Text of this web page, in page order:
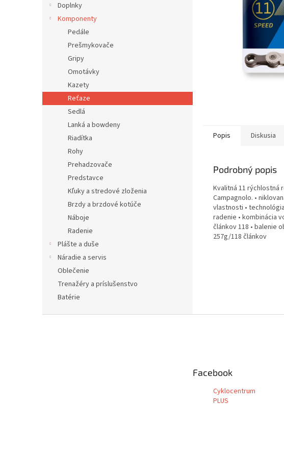
Doplnky
Komponenty
Pedále
Prešmykovače
Gripy
Omotávky
Kazety
Reťaze
Sedlá
Lanká a bowdeny
Riadítka
Rohy
Prehadzovače
Predstavce
Kľuky a stredové zloženia
Brzdy a brzdové kotúče
Náboje
Radenie
Plášte a duše
Náradie a servis
Oblečenie
Trenažéry a príslušenstvo
Batérie
Popis Diskusia
Podrobný popis
Kvalitná 11 rýchlostná
Campagnolo. •
vlastnosti •
radenie • kombinácia
článkov 118 • balenie
257g/118 článkov
Facebook
Cyklocentrum
PLUS